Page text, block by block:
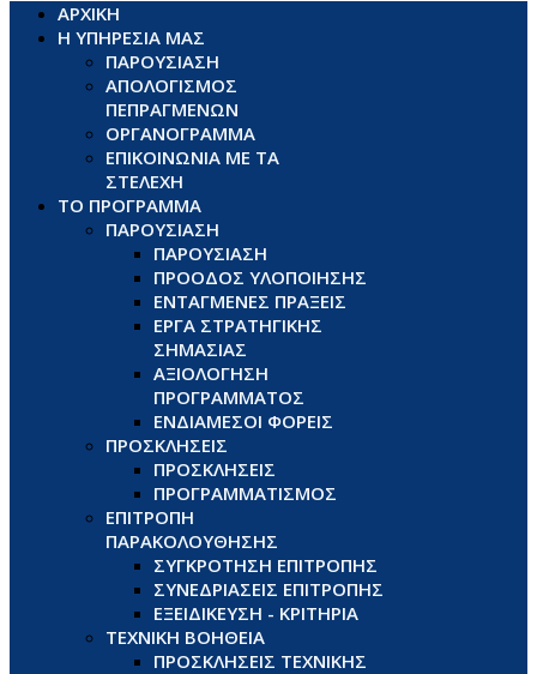
ΑΡΧΙΚΗ
Η ΥΠΗΡΕΣΙΑ ΜΑΣ
ΠΑΡΟΥΣΙΑΣΗ
ΑΠΟΛΟΓΙΣΜΟΣ
ΠΕΠΡΑΓΜΕΝΩΝ
ΟΡΓΑΝΟΓΡΑΜΜΑ
ΕΠΙΚΟΙΝΩΝΙΑ ΜΕ ΤΑ
ΣΤΕΛΕΧΗ
ΤΟ ΠΡΟΓΡΑΜΜΑ
ΠΑΡΟΥΣΙΑΣΗ
ΠΑΡΟΥΣΙΑΣΗ
ΠΡΟΟΔΟΣ ΥΛΟΠΟΙΗΣΗΣ
ΕΝΤΑΓΜΕΝΕΣ ΠΡΑΞΕΙΣ
ΕΡΓΑ ΣΤΡΑΤΗΓΙΚΗΣ
ΣΗΜΑΣΙΑΣ
ΑΞΙΟΛΟΓΗΣΗ
ΠΡΟΓΡΑΜΜΑΤΟΣ
ΕΝΔΙΑΜΕΣΟΙ ΦΟΡΕΙΣ
ΠΡΟΣΚΛΗΣΕΙΣ
ΠΡΟΣΚΛΗΣΕΙΣ
ΠΡΟΓΡΑΜΜΑΤΙΣΜΟΣ
ΕΠΙΤΡΟΠΗ
ΠΑΡΑΚΟΛΟΥΘΗΣΗΣ
ΣΥΓΚΡΟΤΗΣΗ ΕΠΙΤΡΟΠΗΣ
ΣΥΝΕΔΡΙΑΣΕΙΣ ΕΠΙΤΡΟΠΗΣ
ΕΞΕΙΔΙΚΕΥΣΗ - ΚΡΙΤΗΡΙΑ
ΤΕΧΝΙΚΗ ΒΟΗΘΕΙΑ
ΠΡΟΣΚΛΗΣΕΙΣ ΤΕΧΝΙΚΗΣ